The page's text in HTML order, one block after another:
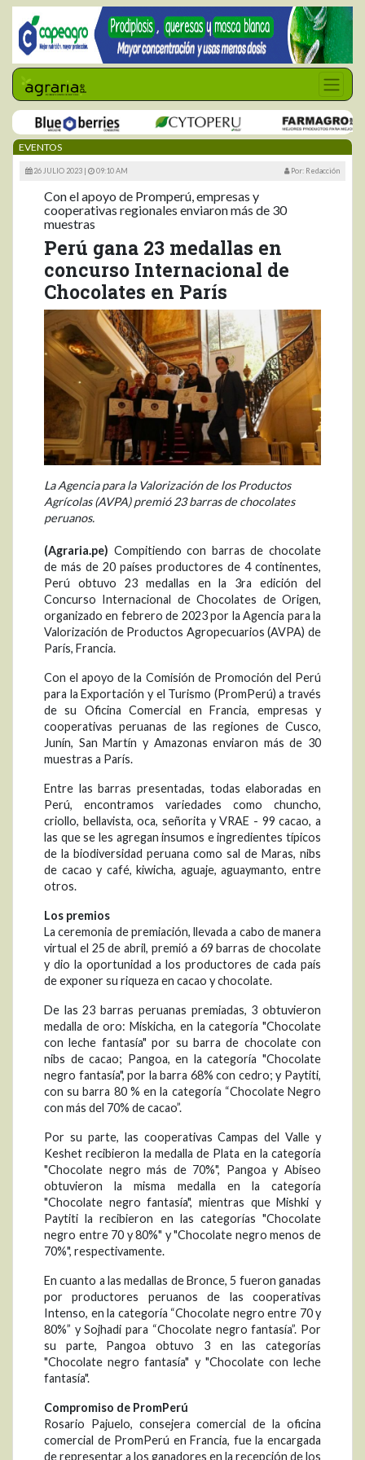
EVENTOS
26 JULIO 2023 | 09:10 AM Por: Redacción
Con el apoyo de Promperú, empresas y
cooperativas regionales enviaron más de 30
muestras
Perú gana 23 medallas en
concurso Internacional de
Chocolates en París
La Agencia para la Valorización de los Productos
Agrícolas (AVPA) premió 23 barras de chocolates
peruanos.
(Agraria.pe) Compitiendo con barras de chocolate
de más de 20 países productores de 4 continentes,
Perú obtuvo 23 medallas en la 3ra edición del
Concurso Internacional de Chocolates de Origen,
organizado en febrero de 2023 por la Agencia para la
Valorización de Productos Agropecuarios (AVPA) de
París, Francia.
Con el apoyo de la Comisión de Promoción del Perú
para la Exportación y el Turismo (PromPerú) a través
de su Oficina Comercial en Francia, empresas y
cooperativas peruanas de las regiones de Cusco,
Junín, San Martín y Amazonas enviaron más de 30
muestras a París.
Entre las barras presentadas, todas elaboradas en
Perú, encontramos variedades como chuncho,
criollo, bellavista, oca, señorita y VRAE - 99 cacao, a
las que se les agregan insumos e ingredientes típicos
de la biodiversidad peruana como sal de Maras, nibs
de cacao y café, kiwicha, aguaje, aguaymanto, entre
otros.
Los premios
La ceremonia de premiación, llevada a cabo de manera
virtual el 25 de abril, premió a 69 barras de chocolate
y dio la oportunidad a los productores de cada país
de exponer su riqueza en cacao y chocolate.
De las 23 barras peruanas premiadas, 3 obtuvieron
medalla de oro: Miskicha, en la categoría "Chocolate
con leche fantasía" por su barra de chocolate con
nibs de cacao; Pangoa, en la categoría "Chocolate
negro fantasía", por la barra 68% con cedro; y Paytiti,
con su barra 80 % en la categoría “Chocolate Negro
con más del 70% de cacao”.
Por su parte, las cooperativas Campas del Valle y
Keshet recibieron la medalla de Plata en la categoría
"Chocolate negro más de 70%", Pangoa y Abiseo
obtuvieron la misma medalla en la categoría
"Chocolate negro fantasía", mientras que Mishki y
Paytiti la recibieron en las categorías "Chocolate
negro entre 70 y 80%" y "Chocolate negro menos de
70%", respectivamente.
En cuanto a las medallas de Bronce, 5 fueron ganadas
por productores peruanos de las cooperativas
Intenso, en la categoría “Chocolate negro entre 70 y
80%” y Sojhadi para “Chocolate negro fantasía”. Por
su parte, Pangoa obtuvo 3 en las categorías
"Chocolate negro fantasía" y "Chocolate con leche
fantasía".
Compromiso de PromPerú
Rosario Pajuelo, consejera comercial de la oficina
comercial de PromPerú en Francia, fue la encargada
de representar a los ganadores en la recepción de los